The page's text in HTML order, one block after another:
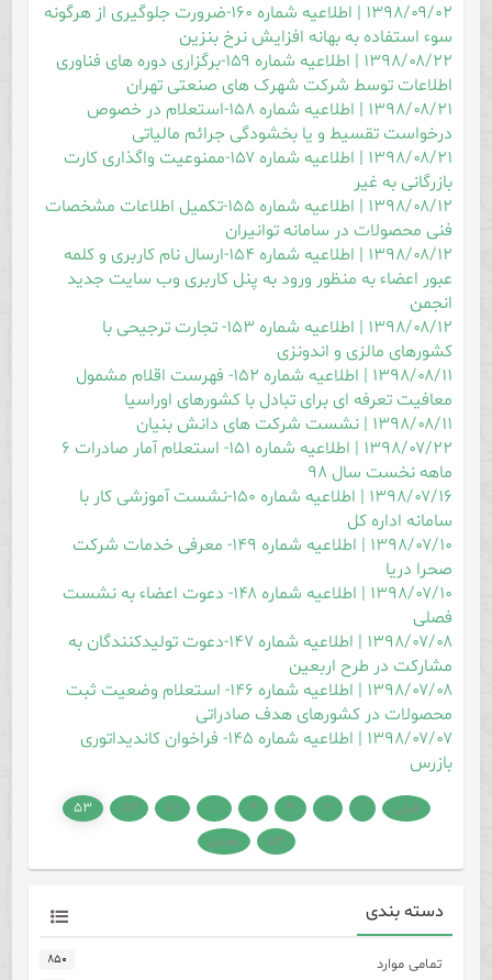
۱۳۹۸/۰۹/۰۲ | اطلاعیه شماره ۱۶۰-ضرورت جلوگیری از هرگونه
سوء استفاده به بهانه افزایش نرخ بنزین
۱۳۹۸/۰۸/۲۲ | اطلاعیه شماره ۱۵۹-برگزاری دوره های فناوری
اطلاعات توسط شرکت شهرک های صنعتی تهران
۱۳۹۸/۰۸/۲۱ | اطلاعیه شماره ۱۵۸-استعلام در خصوص
درخواست تقسیط و یا بخشودگی جرائم مالیاتی
۱۳۹۸/۰۸/۲۱ | اطلاعیه شماره ۱۵۷-ممنوعیت واگذاری کارت
بازرگانی به غیر
۱۳۹۸/۰۸/۱۲ | اطلاعیه شماره ۱۵۵-تکمیل اطلاعات مشخصات
فنی محصولات در سامانه توانیران
۱۳۹۸/۰۸/۱۲ | اطلاعیه شماره ۱۵۴-ارسال نام کاربری و کلمه
عبور اعضاء به منظور ورود به پنل کاربری وب سایت جدید
انجمن
۱۳۹۸/۰۸/۱۲ | اطلاعیه شماره ۱۵۳- تجارت ترجیحی با
کشورهای مالزی و اندونزی
۱۳۹۸/۰۸/۱۱ | اطلاعیه شماره ۱۵۲- فهرست اقلام مشمول
معافیت تعرفه ای برای تبادل با کشورهای اوراسیا
۱۳۹۸/۰۸/۱۱ | نشست شرکت های دانش بنیان
۱۳۹۸/۰۷/۲۲ | اطلاعیه شماره ۱۵۱- استعلام آمار صادرات ۶
ماهه نخست سال ۹۸
۱۳۹۸/۰۷/۱۶ | اطلاعیه شماره ۱۵۰-نشست آموزشی کار با
سامانه اداره کل
۱۳۹۸/۰۷/۱۰ | اطلاعیه شماره ۱۴۹- معرفی خدمات شرکت
صحرا دریا
۱۳۹۸/۰۷/۱۰ | اطلاعیه شماره ۱۴۸- دعوت اعضاء به نشست
فصلی
۱۳۹۸/۰۷/۰۸ | اطلاعیه شماره ۱۴۷-دعوت تولیدکنندگان به
مشارکت در طرح اربعین
۱۳۹۸/۰۷/۰۸ | اطلاعیه شماره ۱۴۶- استعلام وضعیت ثبت
محصولات در کشورهای هدف صادراتی
۱۳۹۸/۰۷/۰۷ | اطلاعیه شماره ۱۴۵- فراخوان کاندیداتوری
بازرس
قبلی ۱ ۲ ۳ ۴ ... ۵۱ ۵۲
۵۳
۵۴
بعدی
دسته بندی
تمامی موارد ۸۵۰